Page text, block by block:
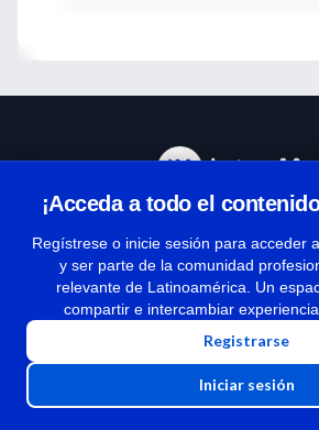
¡Acceda a todo el
Regístrese o inicie sesión para acceder
y ser parte de la comunidad
relevante de Latinoamérica. Un
compartir e intercambiar
Registrarse
Iniciar sesión
Términos y condiciones
| Políticas de
| Todos los derechos reservados |